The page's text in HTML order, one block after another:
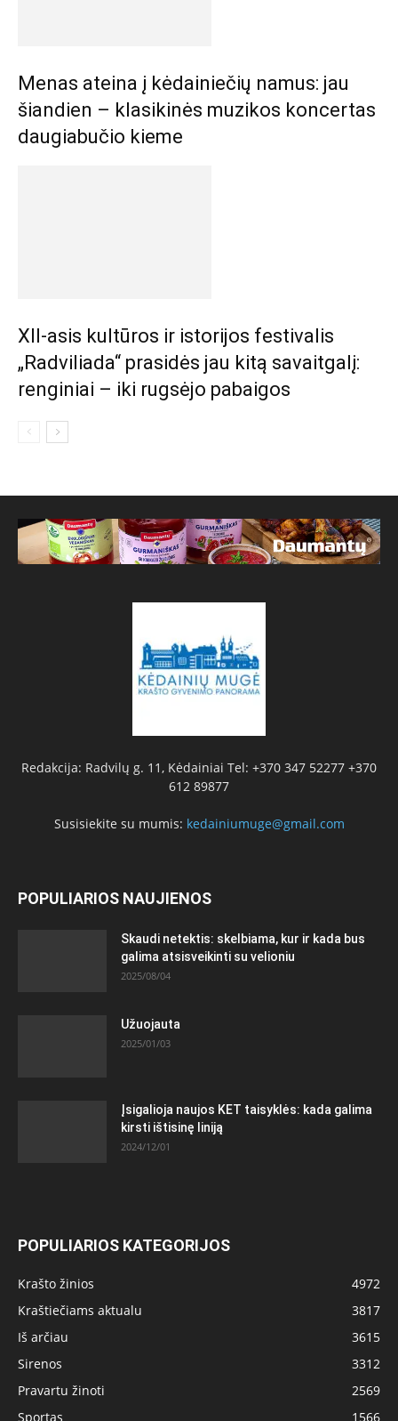
Menas ateina į kėdainiečių namus: jau
šiandien – klasikinės muzikos koncertas
daugiabučio kieme
XII-asis kultūros ir istorijos festivalis
„Radviliada“ prasidės jau kitą savaitgalį:
renginiai – iki rugsėjo pabaigos
Redakcija: Radvilų g. 11, Kėdainiai Tel: +370 347 52277 +370
612 89877
Susisiekite su mumis: kedainiumuge@gmail.com
POPULIARIOS NAUJIENOS
Skaudi netektis: skelbiama, kur ir kada bus
galima atsisveikinti su velioniu
2025/08/04
Užuojauta
2025/01/03
Įsigalioja naujos KET taisyklės: kada galima
kirsti ištisinę liniją
2024/12/01
POPULIARIOS KATEGORIJOS
Krašto žinios
4972
Kraštiečiams aktualu
3817
Iš arčiau
3615
Sirenos
3312
Pravartu žinoti
2569
Sportas
1566